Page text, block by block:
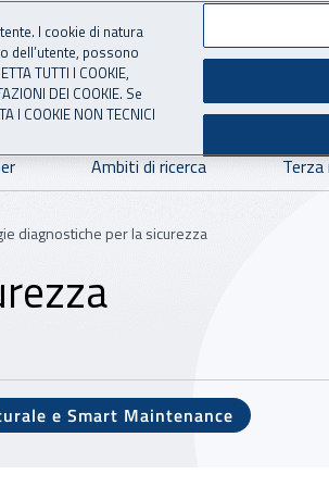
Ambiti di ricerca Terza
diagnostiche per la sicurezza
e Smart Maintenance
I cookie di natura
dell’utente, possono
TUTTI I COOKIE,
DEI COOKIE. Se
COOKIE NON TECNICI